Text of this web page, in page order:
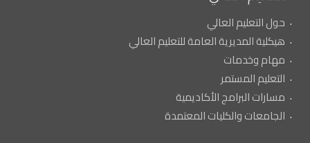
حول التعليم العالي
هيكلية المديرية العامة للتعليم العالي
مهام وخدمات
التعليم المستمر
مسارات البرامج الأكاديمية
الجامعات والكليات المعتمدة